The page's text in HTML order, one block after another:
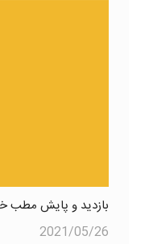
بازدید و پایش مطب
2021/05/26